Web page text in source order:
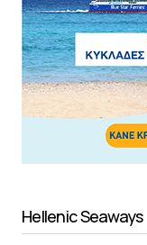
Hellenic Seaways